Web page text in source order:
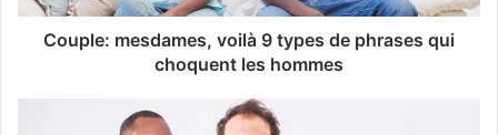
Couple: mesdames, voilà 9 types de phrases qui
choquent les hommes